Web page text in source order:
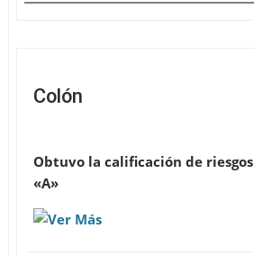
Colón
Obtuvo la calificación de riesgos
«A»